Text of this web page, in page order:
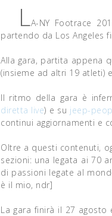
LA-NY Footrace
partendo da Los Angeles
Alla gara, partita appena
(insieme ad altri 19 atleti)
Il ritmo della gara è
diretta live) e su jeep-
continui aggiornamenti e
Oltre a questi contenuti,
sezioni: una legata ai 70
di passioni legate al
è il mio, ndr]
La gara finirà il 27